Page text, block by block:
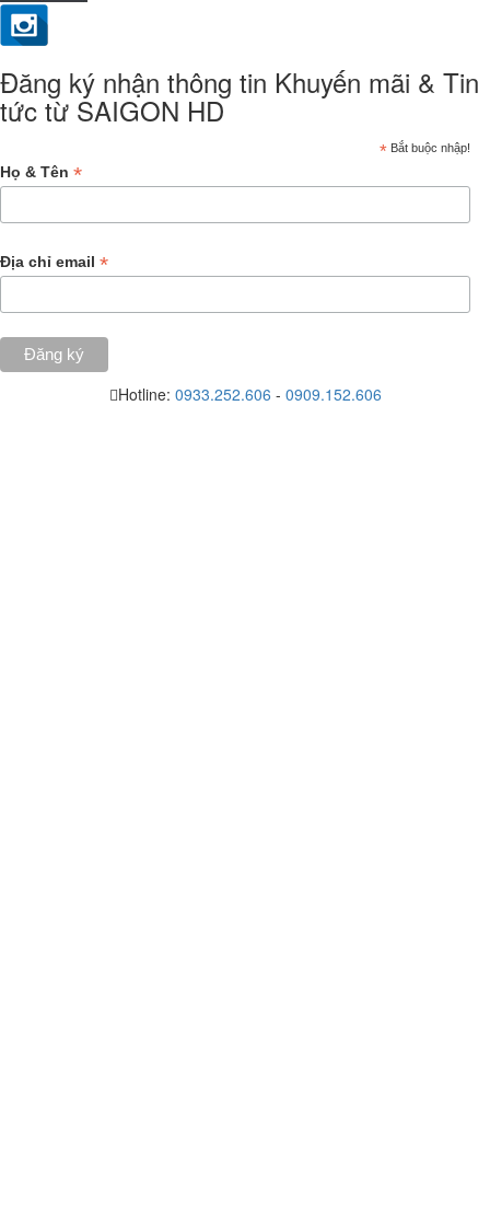
Đăng ký nhận thông tin Khuyến mãi & Tin
tức từ SAIGON HD
* Bắt buộc nhập!
Họ & Tên *
Địa chỉ email *
Hotline: 0933.252.606 - 0909.152.606